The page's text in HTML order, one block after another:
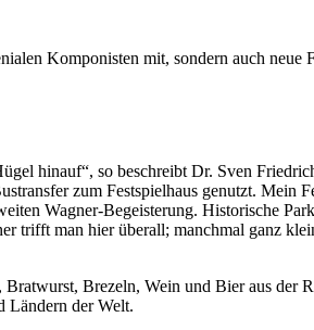
Kom­po­nis­ten mit, son­dern auch
hin­auf“, so be­schreibt Dr. Sven
zum Fest­spiel­haus ge­nutzt. Mein
Wag­ner-Be­geis­te­rung. His­to­ri­sche
trifft man hier über­all; manch­mal ganz
Bre­zeln, Wein und Bier aus der
Län­dern der Welt.